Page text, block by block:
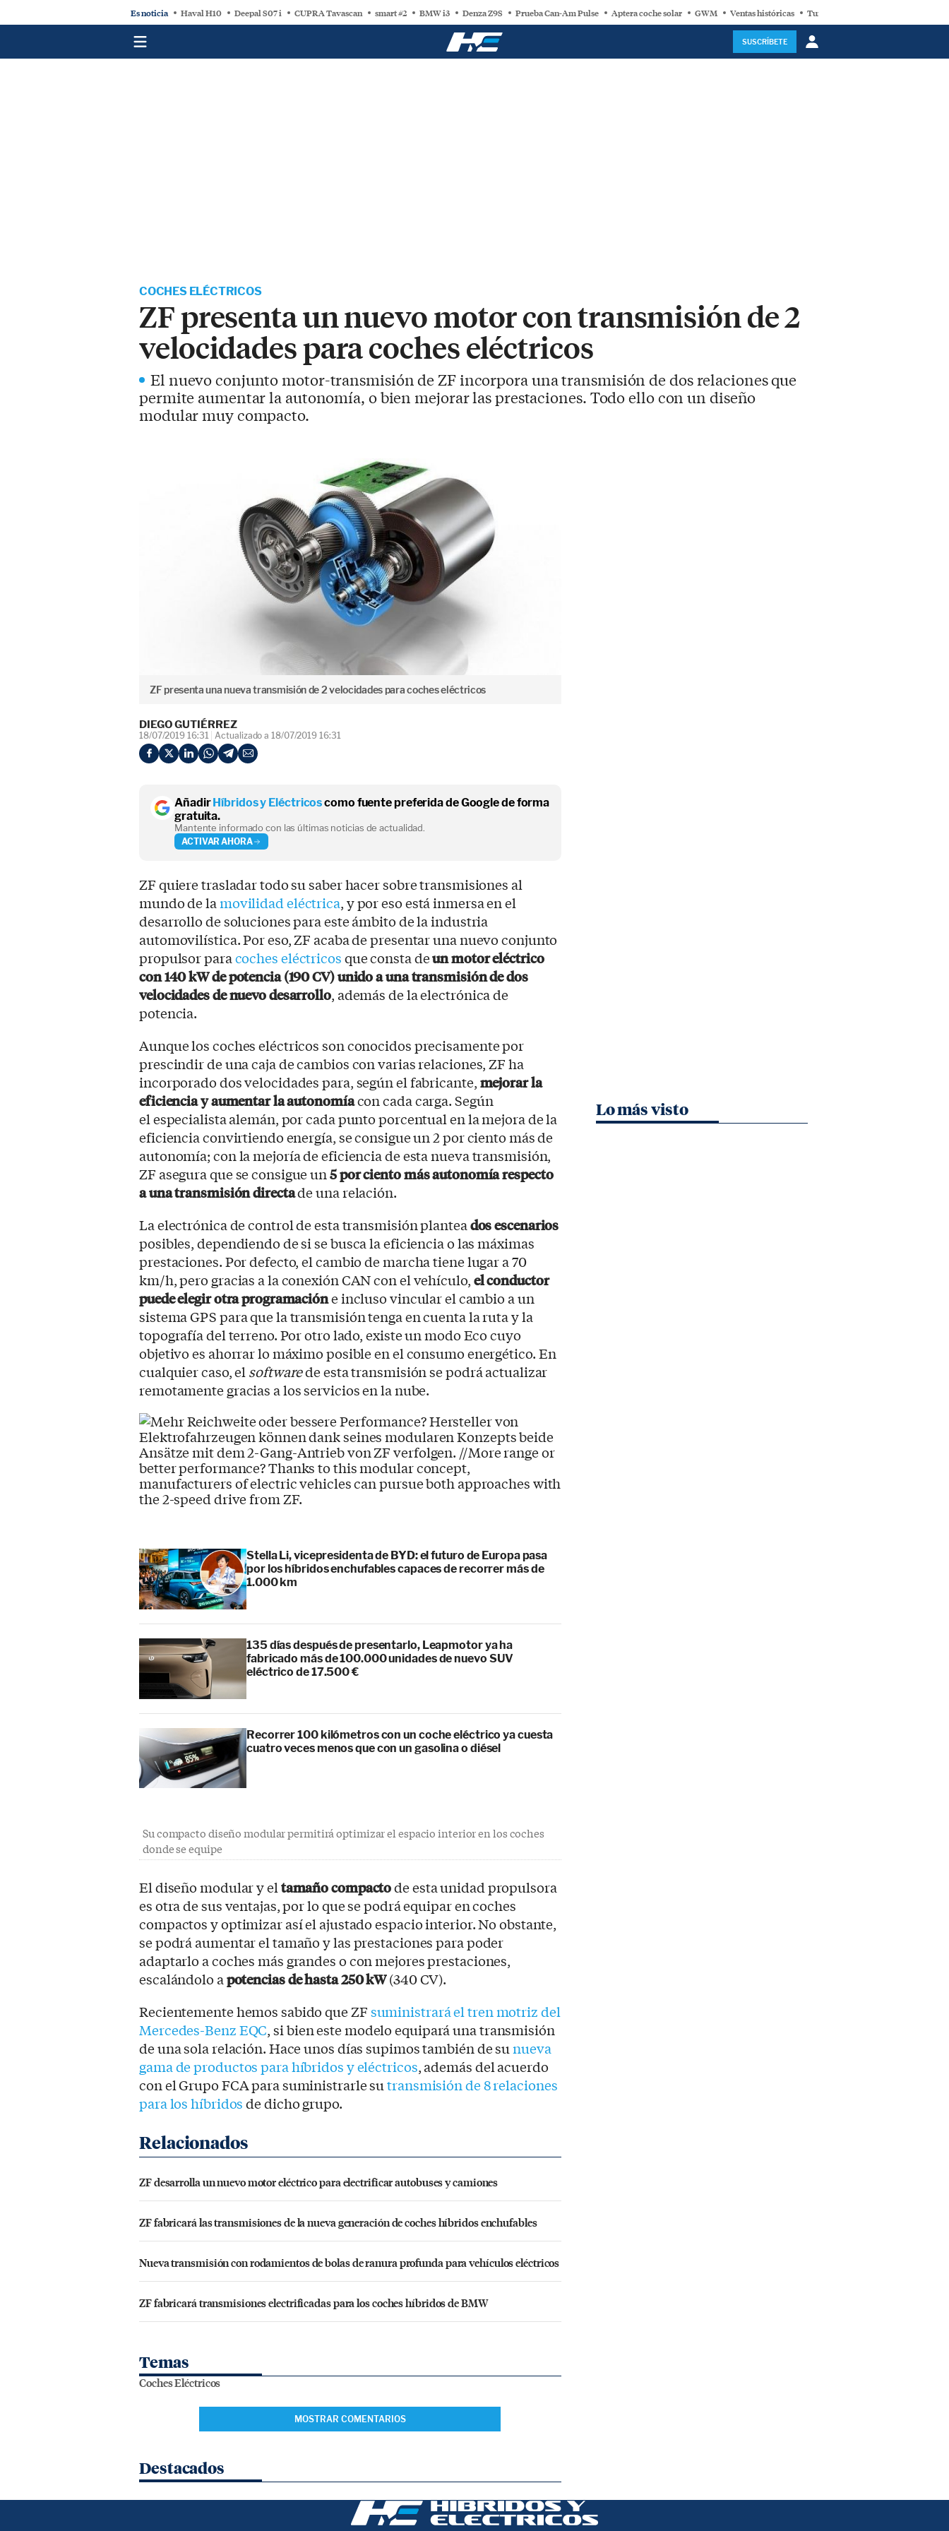
Es noticia Haval H10 Deepal S07 i CUPRA Tavascan smart #2 BMW i3 Denza Z9S Prueba Can-Am Pulse Aptera coche solar GWM Ventas históricas Turbina eólica
SUSCRÍBETE
COCHES ELÉCTRICOS
ZF presenta un nuevo motor con transmisión de 2
velocidades para coches eléctricos
El nuevo conjunto motor-transmisión de ZF incorpora una transmisión de dos relaciones que
permite aumentar la autonomía, o bien mejorar las prestaciones. Todo ello con un diseño
modular muy compacto.
ZF presenta una nueva transmisión de 2 velocidades para coches eléctricos
DIEGO GUTIÉRREZ
18/07/2019 16:31 Actualizado a 18/07/2019 16:31
AñadirHíbridos y Eléctricoscomo fuente preferida de Google de forma
gratuita.
Mantente informado con las últimas noticias de actualidad.
ACTIVAR AHORA
ZF quiere trasladar todo su saber hacer sobre transmisiones al
mundo de lamovilidad eléctrica, y por eso está inmersa en el
desarrollo de soluciones para este ámbito de la industria
automovilística. Por eso, ZF acaba de presentar una nuevo conjunto
propulsor paracoches eléctricosque consta deun motor eléctrico
con 140 kW de potencia (190 CV) unido a una transmisión de dos
velocidades de nuevo desarrollo, además de la electrónica de
potencia.
Aunque los coches eléctricos son conocidos precisamente por
prescindir de una caja de cambios con varias relaciones, ZF ha
incorporado dos velocidades para, según el fabricante,mejorar la
eficiencia y aumentar la autonomíacon cada carga. Según
el especialista alemán, por cada punto porcentual en la mejora de la
eficiencia convirtiendo energía, se consigue un 2 por ciento más de
autonomía; con la mejoría de eficiencia de esta nueva transmisión,
ZF asegura que se consigue un5 por ciento más autonomía respecto
a una transmisión directade una relación.
La electrónica de control de esta transmisión planteados escenarios
posibles, dependiendo de si se busca la eficiencia o las máximas
prestaciones. Por defecto, el cambio de marcha tiene lugar a 70
km/h, pero gracias a la conexión CAN con el vehículo,el conductor
puede elegir otra programacióne incluso vincular el cambio a un
sistema GPS para que la transmisión tenga en cuenta la ruta y la
topografía del terreno. Por otro lado, existe un modo Eco cuyo
objetivo es ahorrar lo máximo posible en el consumo energético. En
cualquier caso, el softwarede esta transmisión se podrá actualizar
remotamente gracias a los servicios en la nube.
Stella Li, vicepresidenta de BYD: el futuro de Europa pasa
por los híbridos enchufables capaces de recorrer más de
1.000 km
135 días después de presentarlo, Leapmotor ya ha
fabricado más de 100.000 unidades de nuevo SUV
eléctrico de 17.500 €
Recorrer 100 kilómetros con un coche eléctrico ya cuesta
cuatro veces menos que con un gasolina o diésel
Su compacto diseño modular permitirá optimizar el espacio interior en los coches
donde se equipe
El diseño modular y eltamaño compactode esta unidad propulsora
es otra de sus ventajas, por lo que se podrá equipar en coches
compactos y optimizar así el ajustado espacio interior. No obstante,
se podrá aumentar el tamaño y las prestaciones para poder
adaptarlo a coches más grandes o con mejores prestaciones,
escalándolo apotencias de hasta 250 kW(340 CV).
Recientemente hemos sabido que ZFsuministrará el tren motriz del
Mercedes-Benz EQC, si bien este modelo equipará una transmisión
de una sola relación. Hace unos días supimos también de sunueva
gama de productos para híbridos y eléctricos, además del acuerdo
con el Grupo FCA para suministrarle sutransmisión de 8 relaciones
para los híbridosde dicho grupo.
ZF desarrolla un nuevo motor eléctrico para electrificar autobuses y camiones
ZF fabricará las transmisiones de la nueva generación de coches híbridos enchufables
Nueva transmisión con rodamientos de bolas de ranura profunda para vehículos eléctricos
ZF fabricará transmisiones electrificadas para los coches híbridos de BMW
Temas
Coches Eléctricos
MOSTRAR COMENTARIOS
Destacados
Lo más visto